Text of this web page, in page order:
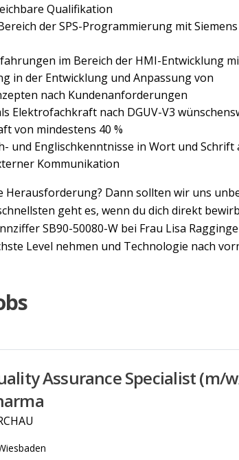
Qualifikation
der SPS-Programmierung mit
im Bereich der HMI-Entwicklung
in der Entwicklung und Anpassung von
nach Kundenanforderungen
Elektrofachkraft nach DGUV-V3
von mindestens 40 %
und Englischkenntnisse in Wort und
Kommunikation
Herausforderung? Dann sollten wir uns
geht es, wenn du dich direkt
SB90-50080-W bei Frau Lisa
Level nehmen und Technologie nach
Assurance Specialist (m/